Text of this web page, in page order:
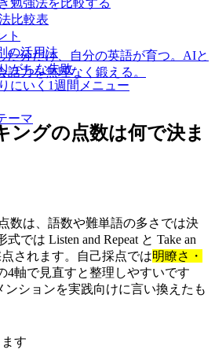
勉強法を比較する
比較表
ト
の活用法
がちな失敗
にいく1週間メニュー
ーマ
た分だけ、自分の英語が育つ。 AIと
力を無理なく鍛える。
ングの点数は何で決ま
数は、語数や難単語の多さでは決
では Listen and Repeat と Take an
されます。自己採点では明瞭さ・
4軸で見直すと整理しやすいです
ンションを実践向けに言い換えたも
す